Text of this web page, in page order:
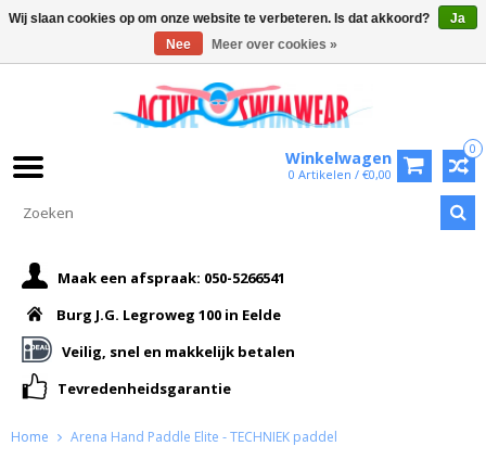
0
Winkelwagen
0 Artikelen / €0,00
Maak een afspraak: 050-5266541
Burg J.G. Legroweg 100 in Eelde
Veilig, snel en makkelijk betalen
Tevredenheidsgarantie
Home Arena Hand Paddle Elite - TECHNIEK paddel
Wij slaan cookies op om onze website te verbeteren. Is dat akkoord?
Ja
Nee
Meer over cookies »